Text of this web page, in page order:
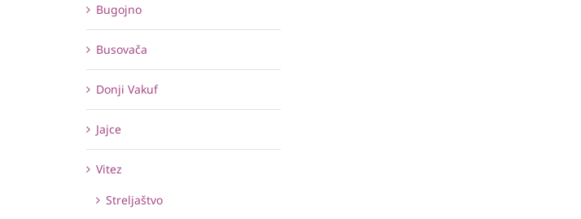
Bugojno
Busovača
Donji Vakuf
Jajce
Vitez
Streljaštvo